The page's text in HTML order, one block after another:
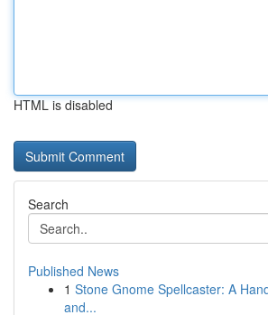
HTML is disabled
Search
Published News
1 Stone Gnome Spellcaster: A
and...